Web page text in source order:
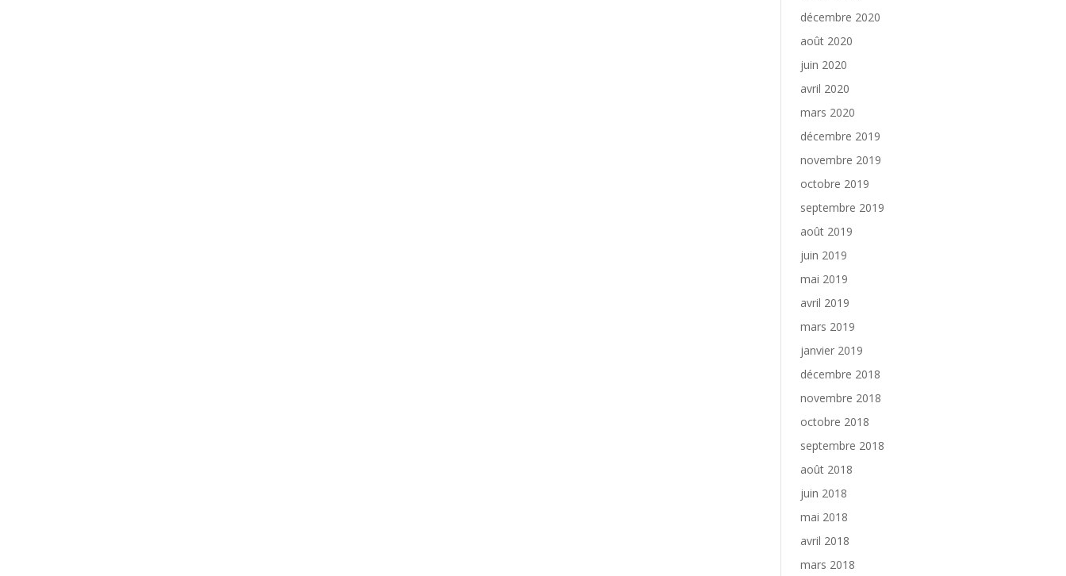
décembre 2020
août 2020
juin 2020
avril 2020
mars 2020
décembre 2019
novembre 2019
octobre 2019
septembre 2019
août 2019
juin 2019
mai 2019
avril 2019
mars 2019
janvier 2019
décembre 2018
novembre 2018
octobre 2018
septembre 2018
août 2018
juin 2018
mai 2018
avril 2018
mars 2018